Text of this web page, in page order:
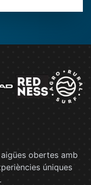
obertes amb
úniques